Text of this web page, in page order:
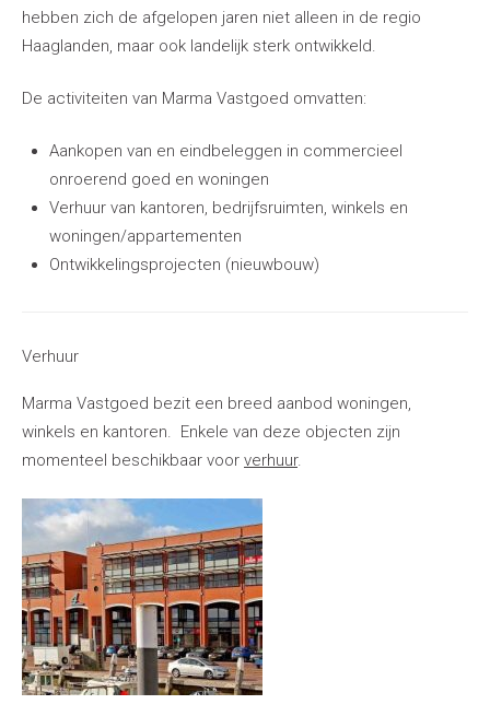
Het herontwikkelen van een kantoorpand van
ca. 1.200 m2 naar 8 luxe appartementen.
hebben zich de afgelopen jaren niet alleen in de regio
Haaglanden, maar ook landelijk sterk ontwikkeld.
De activiteiten van Marma Vastgoed omvatten:
Aankopen van en eindbeleggen in commercieel
onroerend goed en woningen
Verhuur van kantoren, bedrijfsruimten, winkels en
woningen/appartementen
Ontwikkelingsprojecten (nieuwbouw)
Verhuur
Marma Vastgoed bezit een breed aanbod woningen,
winkels en kantoren. Enkele van deze objecten zijn
momenteel beschikbaar voor verhuur.